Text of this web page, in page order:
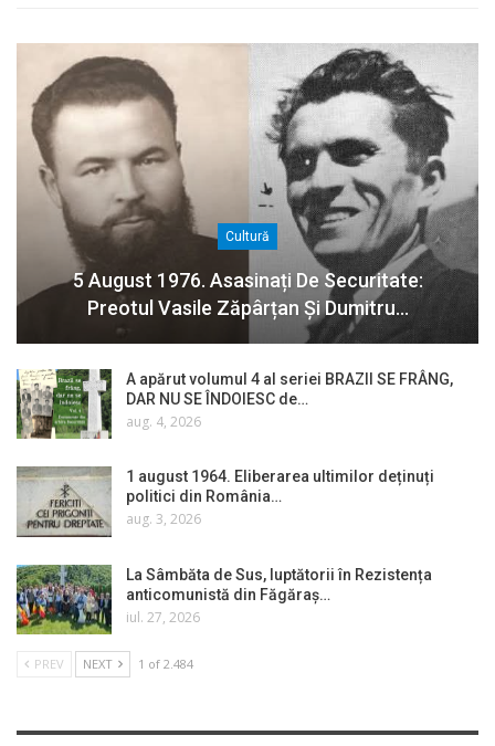
Cultură
5 August 1976. Asasinați De Securitate:
Preotul Vasile Zăpârțan Și Dumitru…
A apărut volumul 4 al seriei BRAZII SE FRÂNG,
DAR NU SE ÎNDOIESC de…
aug. 4, 2026
1 august 1964. Eliberarea ultimilor deținuți
politici din România…
aug. 3, 2026
La Sâmbăta de Sus, luptătorii în Rezistența
anticomunistă din Făgăraș…
iul. 27, 2026
PREV NEXT 1 of 2.484